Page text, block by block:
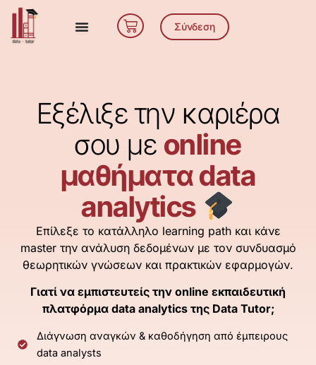
Μετάβαση
περιεχόμενο
Cart Σύνδεση
Εξέλιξε την καριέρα
σου με online
μαθήματα data
analytics
Επίλεξε το κατάλληλο learning path και κάνε
master την ανάλυση δεδομένων με τον συνδυασμό
θεωρητικών γνώσεων και πρακτικών εφαρμογών.
Γιατί να εμπιστευτείς την online εκπαιδευτική
πλατφόρμα data analytics της Data Tutor;
Διάγνωση αναγκών & καθοδήγηση από έμπειρους
data analysts